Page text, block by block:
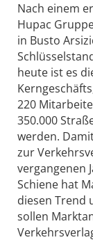
Nach einem
Hupac
in Busto
heute ist es
220
350.000
werden.
zur
vergangenen
Schiene hat
diesen Trend
sollen